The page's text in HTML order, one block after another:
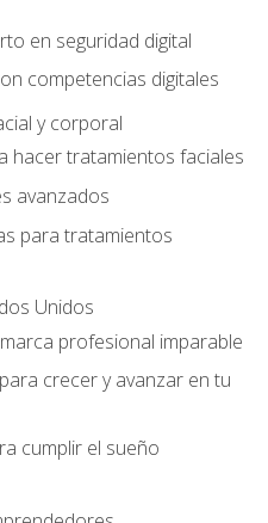
en seguridad digital
competencias digitales
y corporal
hacer tratamientos faciales
avanzados
para tratamientos
Unidos
profesional imparable
crecer y avanzar en tu
cumplir el sueño